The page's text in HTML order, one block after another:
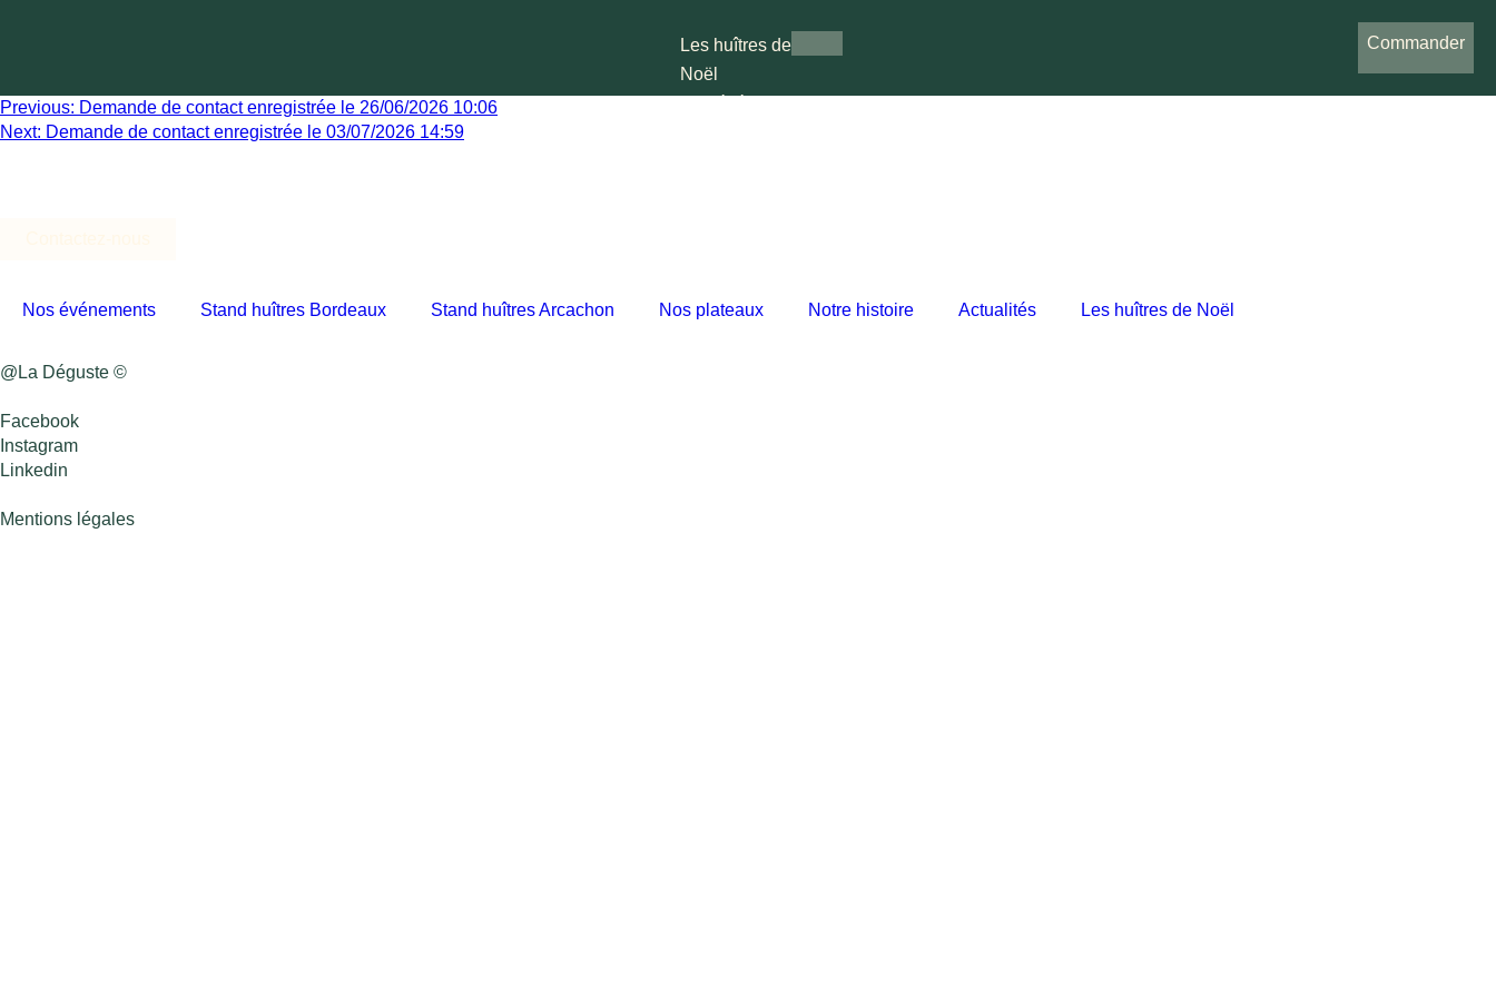
Les huîtres de
Noël
Commander
Previous: Demande de contact enregistrée le 26/06/2026 10:06
Next: Demande de contact enregistrée le 03/07/2026 14:59
Nos événements Stand huîtres Bordeaux Stand huîtres Arcachon Nos plateaux Notre histoire Actualités Les huîtres de Noël
@La Déguste ©
Facebook
Instagram
Linkedin
Mentions légales